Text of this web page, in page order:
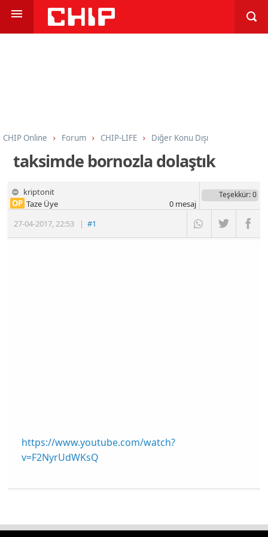
CHIP Online Forum CHIP-LIFE Diğer Konu Dışı
taksimde bornozla dolaştık
kriptonit
27-04-2017,22:53 |#1
OP Taze Üye
Teşekkür: 0
0mesaj
https://www.youtube.com/watch?
v=F2NyrUdWKsQ